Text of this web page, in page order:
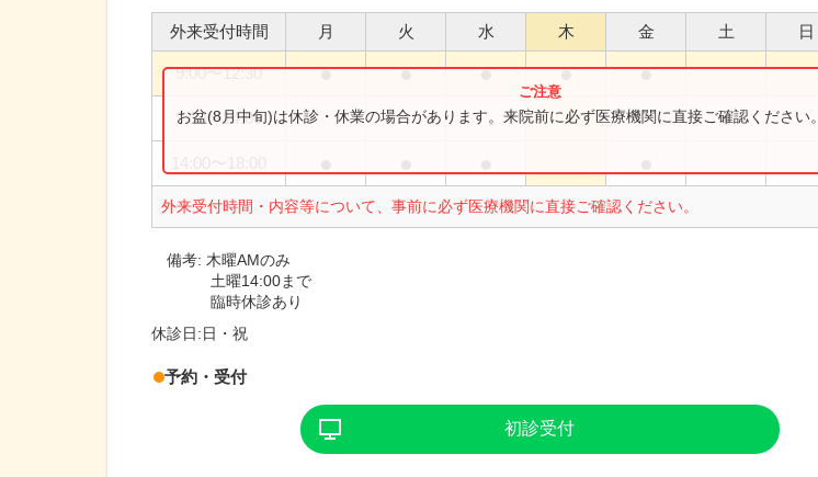
外来受付時間 月 火 水 木 金 土 日
9:00〜12:30 ● ● ● ● ●
9:00〜14:00 ●
外来受付時間・内容等について、事前に必ず医療機関に直接ご確認ください。
お盆(8月中旬)は休診・休業の場合があります。来院前に必ず医療機関に直接ご確認ください。
備考: 木曜AMのみ
土曜14:00まで
臨時休診あり
休診日:日・祝
予約・受付
初診受付